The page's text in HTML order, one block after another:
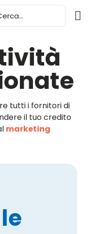
tutti i fornitori di
il tuo credito
marketing